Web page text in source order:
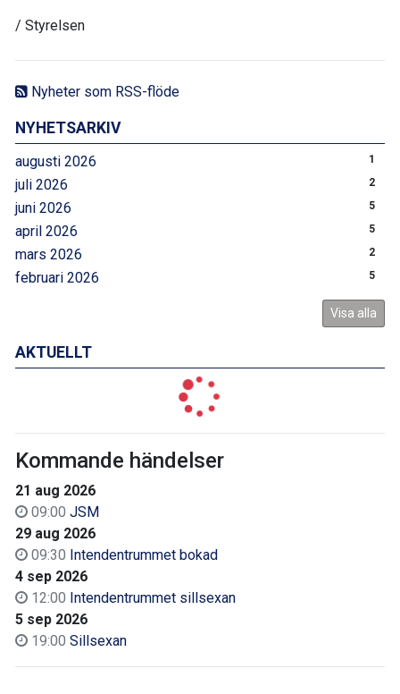
Nyheter som RSS-flöde
NYHETSARKIV
augusti 2026 1
juli 2026 2
juni 2026 5
april 2026 5
mars 2026 2
februari 2026 5
Visa alla
AKTUELLT
Kommande händelser
21 aug 2026
09:00 JSM
29 aug 2026
09:30 Intendentrummet bokad
4 sep 2026
12:00 Intendentrummet sillsexan
5 sep 2026
19:00 Sillsexan
/ Styrelsen